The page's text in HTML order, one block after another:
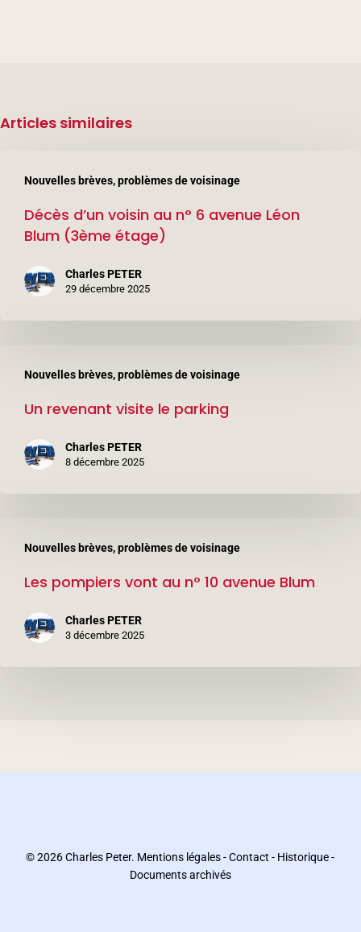
Articles similaires
Nouvelles brèves, problèmes de voisinage
d’un
voisin
Blum
Décès d’un voisin au n° 6 avenue Léon
Blum (3ème étage)
Charles PETER
29 décembre 2025
Nouvelles brèves, problèmes de voisinage
revenant
visite
parking
Un revenant visite le parking
Charles PETER
8 décembre 2025
Nouvelles brèves, problèmes de voisinage
pompiers
vontLes pompiers vont au n° 10 avenue Blum
Charles PETER
3 décembre 2025
© 2026 Charles Peter. Mentions légales-Contact - Historique-
Documents archivés